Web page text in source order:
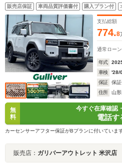
リアゲート/純正フロアマット/デ
ワーシート/シートヒーター/エア
ミラー/ドアバイザー
販売店保証 車両品質評価書付 購入プラン付
支払総額
774.8
通常ローン
年式
車検
'28/
保証
保
住所
山
無
料
今すぐ在庫確認
電話す
カーセンサーアフター保証がBプランに付いていま
販売店： ガリバーアウトレット 米沢店